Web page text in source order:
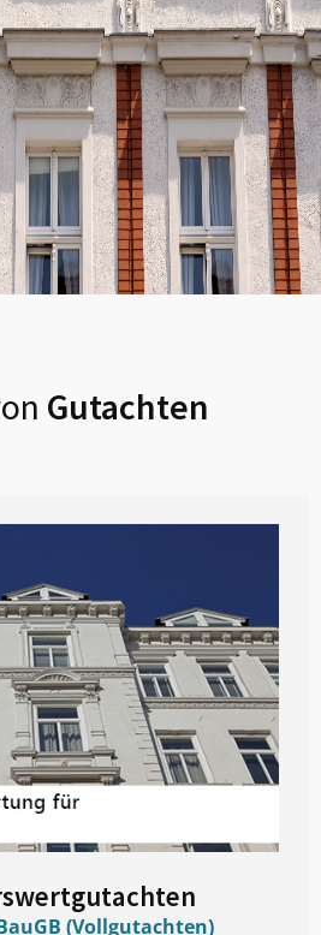
Gutachten
(Vollgutachten)